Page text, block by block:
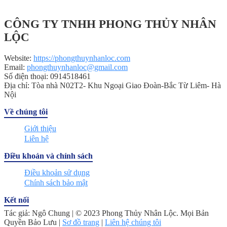
CÔNG TY TNHH PHONG THỦY NHÂN
LỘC
Website: https://phongthuynhanloc.com
Email: phongthuynhanloc@gmail.com
Số điện thoại: 0914518461
Địa chỉ: Tòa nhà N02T2- Khu Ngoại Giao Đoàn-Bắc Từ Liêm- Hà
Nội
Về chúng tôi
Giới thiệu
Liên hệ
Điều khoản và chính sách
Điều khoản sử dụng
Chính sách bảo mật
Kết nối
Tác giả: Ngô Chung | © 2023 Phong Thủy Nhân Lộc. Mọi Bản
Quyền Bảo Lưu | Sơ đồ trang | Liên hệ chúng tôi